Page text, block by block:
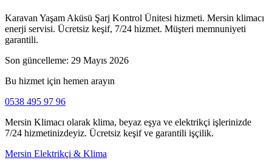
Karavan Yaşam Aküsü Şarj Kontrol Ünitesi hizmeti. Mersin klimacı
enerji servisi. Ücretsiz keşif, 7/24 hizmet. Müşteri memnuniyeti
garantili.
Son güncelleme: 29 Mayıs 2026
Bu hizmet için hemen arayın
0538 495 97 96
Mersin Klimacı olarak klima, beyaz eşya ve elektrikçi işlerinizde
7/24 hizmetinizdeyiz. Ücretsiz keşif ve garantili işçilik.
Mersin Elektrikçi & Klima